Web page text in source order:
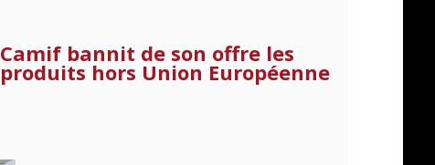
Camif bannit de son offre les
produits hors Union Européenne